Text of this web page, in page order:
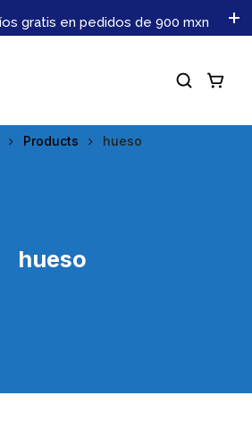
gratis en pedidos de 900 mxn en
Products hueso
hueso